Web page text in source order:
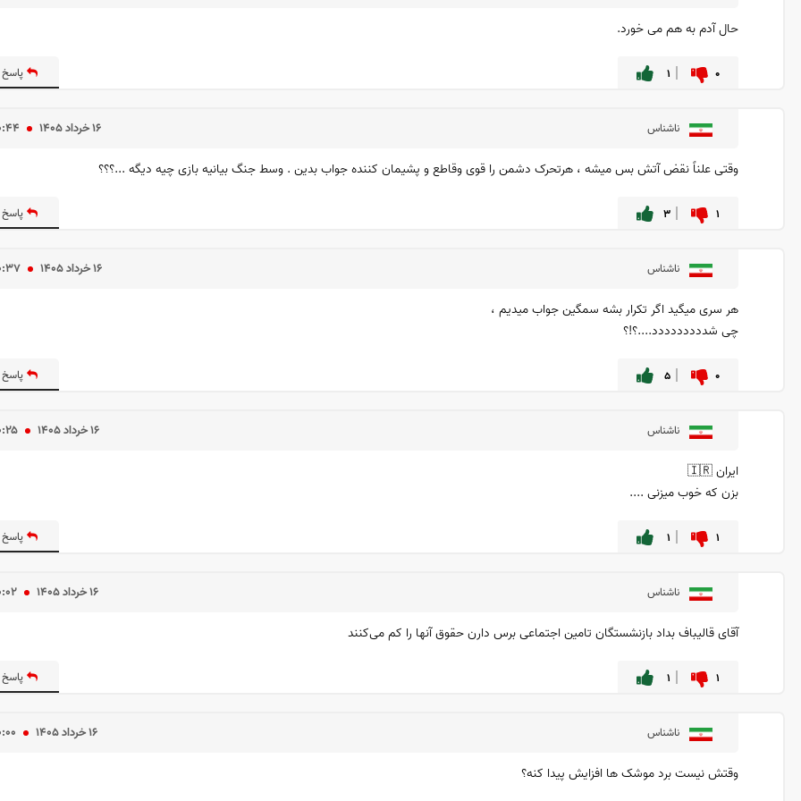
حال آدم به هم می خورد.
۰ ۱
ناشناس ۱۶ خرداد ۱۴۰۵
وقتی علناً نقض آتش بس میشه ، هرتحرک دشمن را قوی وقاطع و پشیمان کننده جواب بدین . وسط جنگ بیانیه بازی چیه دیگه ...؟؟؟
۱ ۳
ناشناس ۱۶ خرداد ۱۴۰۵
هر سری میگید اگر تکرار بشه سمگین جواب میدیم ،
چی شددددددددد....؟!؟
۰ ۵
ناشناس ۱۶ خرداد ۱۴۰۵
ایران 🇮🇷
بزن که خوب میزنی ....
۱ ۱
ناشناس ۱۶ خرداد ۱۴۰۵
آقای قالیباف بداد بازنشستگان تامین اجتماعی برس دارن حقوق آنها را کم می‌کنند
۱ ۱
ناشناس ۱۶ خرداد ۱۴۰۵
وقتش نیست برد موشک ها افزایش پیدا کنه؟